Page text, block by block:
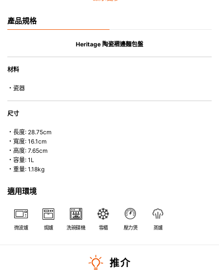
• 可用於洗碗機。
• 合乎食用安全的塗層表面，幾乎不黏，食物容易脫落，清洗方便。
*不可直接用於熱源上
產品規格
Heritage 陶瓷褶邊麵包盤
材料
・瓷器
尺寸
・長度: 28.75cm
・寬度: 16.1cm
・高度: 7.65cm
・容量: 1L
・重量: 1.18kg
適用環境
微波爐 焗爐 洗碗碟機 雪櫃 壓力煲 蒸爐
推介